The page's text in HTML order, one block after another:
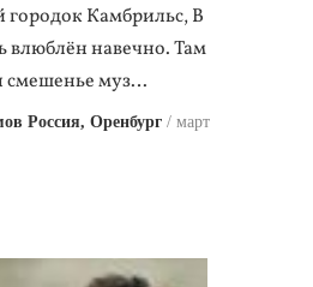
городок Камбрильс, В
влюблён навечно. Там
смешенье муз…
Россия, Оренбург
март